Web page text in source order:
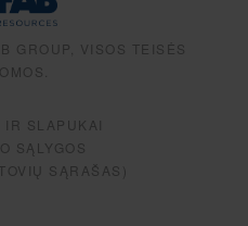
GROUP, VISOS TEISĖS
IR SLAPUKAI
SĄLYGOS
SĄRAŠAS)